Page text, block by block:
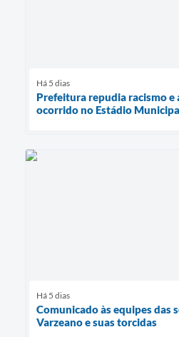
Há 5 dias
Prefeitura repudia racismo e
ocorrido no Estádio
Há 5 dias
Comunicado às equipes das
Varzeano e suas torcidas